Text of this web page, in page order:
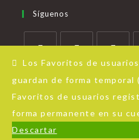
Los Favoritos de
guardan de forma temporal
Favoritos de usuarios
forma permanente en su
Descartar
Síguenos
Acerca de Almacén de Cuentos